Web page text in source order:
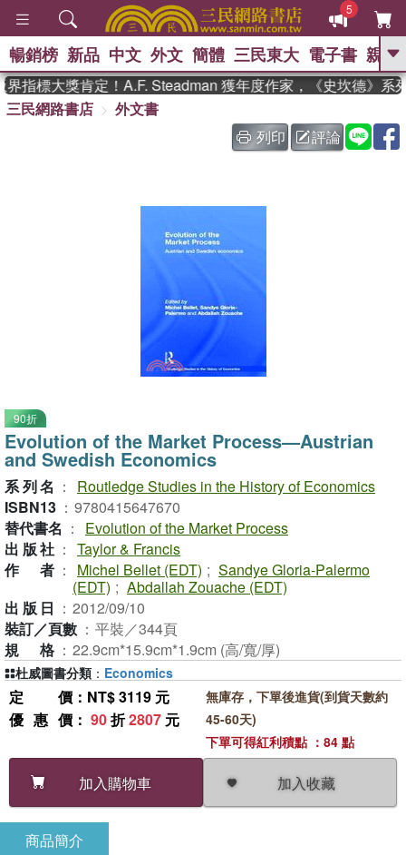
5
GO
、 如果歷史是一群喵 、 暑期
國際布克獎 臺灣漫遊錄 、 方
暢銷榜 新品 中文 外文 簡體 三民東大 電子書 親子
指標大獎肯定！A.F. Steadman 獲年度作家，《史坎德》系列
三民網路書店
外文書
列印
評論
90折
Evolution of the Market Process—Austrian
and Swedish Economics
系列名 ：
Routledge Studies in the History of Economics
ISBN13 ： 9780415647670
替代書名 ：
Evolution of the Market Process
出版社 ： Taylor & Francis
作者 ： Michel Bellet (EDT) ; Sandye Gloria-Palermo
(EDT) ; Abdallah Zouache (EDT)
出版日 ： 2012/09/10
裝訂／頁數 ： 平裝／344頁
規格 ： 22.9cm*15.9cm*1.9cm (高/寬/厚)
定價 ：NT$ 3119 元
優惠價 ： 90折2807 元
加入購物車 加入收藏
無庫存，下單後進貨(到貨天數約
45-60天)
下單可得紅利積點 ：84 點
杜威圖書分類 ： Economics
商品簡介